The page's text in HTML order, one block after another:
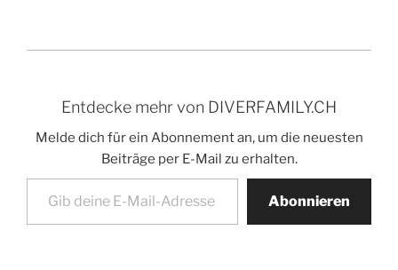
Entdecke mehr von DIVERFAMILY.CH
Melde dich für ein Abonnement an, um die neuesten
Beiträge per E-Mail zu erhalten.
Gib deine E-Mail-Adresse ein ...
Abonnieren